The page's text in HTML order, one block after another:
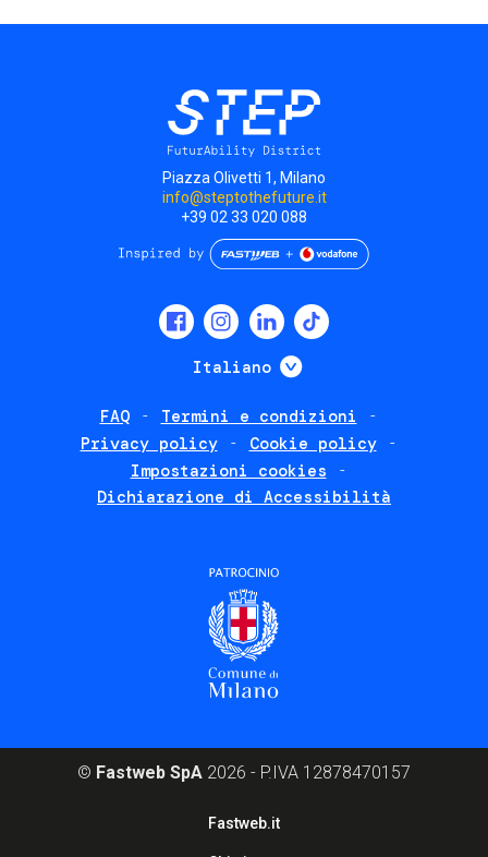
Piazza Olivetti 1, Milano
info@steptothefuture.it
+39 02 33 020 088
Italiano Mostra ulteriori
FAQ
Termini e condizioni
Privacy policy
Cookie policy
Impostazioni cookies
Dichiarazione di Accessibilità
© Fastweb SpA 2026 - P.IVA 12878470157
Fastweb.it